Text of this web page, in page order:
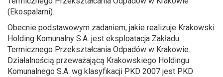
(Ekospalarni).
Obecnie podstawowym zadaniem, jakie realizuje Krakowski
Holding Komunalny S.A. jest eksploatacja Zakładu
Termicznego Przekształcania Odpadów w Krakowie.
Działalnością przeważającą Krakowskiego Holdingu
Komunalnego S.A. wg klasyfikacji PKD 2007 jest PKD